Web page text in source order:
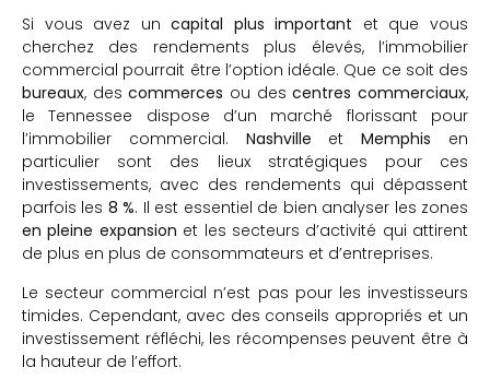
Si vous avez uncapital plus important et que vous
cherchez des rendements plus élevés, l’immobilier
commercial pourrait être l’option idéale. Que ce soit des
bureaux, descommerces ou descentres commerciaux,
le Tennessee dispose d’un marché florissant pour
l’immobilier commercial. Nashville etMemphis en
particulier sont des lieux stratégiques pour ces
investissements, avec des rendements qui dépassent
parfois les 8 %. Il est essentiel de bien analyser les zones
en pleine expansion et les secteurs d’activité qui attirent
de plus en plus de consommateurs et d’entreprises.
Le secteur commercial n’est pas pour les investisseurs
timides. Cependant, avec des conseils appropriés et un
investissement réfléchi, les récompenses peuvent être à
la hauteur de l’effort.